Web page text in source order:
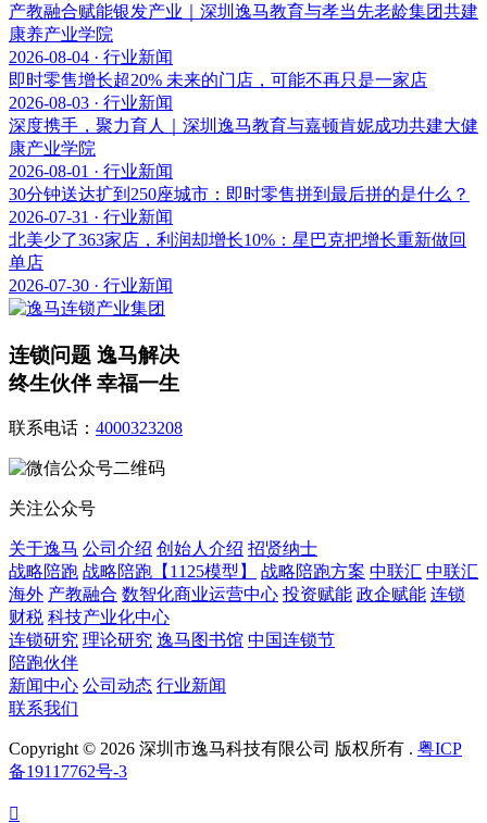
产教融合赋能银发产业｜深圳逸马教育与孝当先老龄集团共建
康养产业学院
2026-08-04 · 行业新闻
即时零售增长超20% 未来的门店，可能不再只是一家店
2026-08-03 · 行业新闻
深度携手，聚力育人｜深圳逸马教育与嘉顿肯妮成功共建大健
康产业学院
2026-08-01 · 行业新闻
30分钟送达扩到250座城市：即时零售拼到最后拼的是什么？
2026-07-31 · 行业新闻
北美少了363家店，利润却增长10%：星巴克把增长重新做回
单店
2026-07-30 · 行业新闻
连锁问题 逸马解决
终生伙伴 幸福一生
联系电话： 4000323208
关注公众号
关于逸马 公司介绍 创始人介绍 招贤纳士
战略陪跑 战略陪跑【1125模型】 战略陪跑方案 中联汇 中联汇
海外 产教融合 数智化商业运营中心 投资赋能 政企赋能 连锁
财税 科技产业化中心
连锁研究 理论研究 逸马图书馆 中国连锁节
陪跑伙伴
新闻中心 公司动态 行业新闻
联系我们
Copyright © 2026 深圳市逸马科技有限公司 版权所有 . 粤ICP
备19117762号-3
